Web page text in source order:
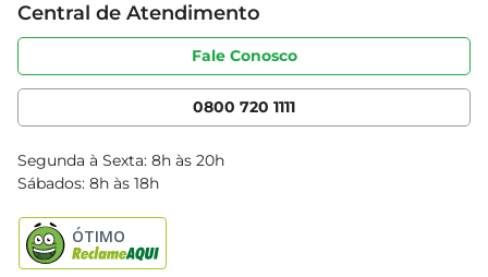
Sobre privacidade
Portal do fornecedor
Cencosud Media
Produtos Bretas
Código de ética
Serviços
Clube Bretas
Blog Bretas
Black Friday
Central de Atendimento
Fale Conosco
0800 720 1111
Segunda à Sexta: 8h às 20h
Sábados: 8h às 18h